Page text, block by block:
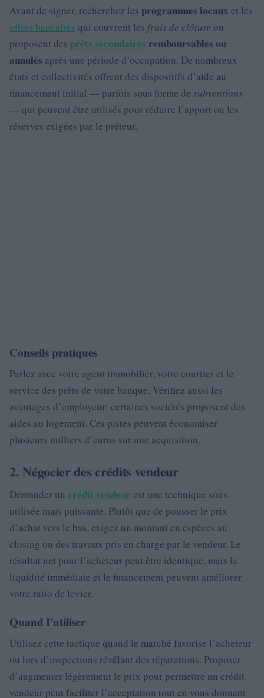
Avant de signer, recherchez les programmes locaux et les
offres bancaires qui couvrent les frais de clôture ou
proposent des prêts secondaires remboursables ou
annulés après une période d’occupation. De nombreux
états et collectivités offrent des dispositifs d’aide au
financement initial — parfois sous forme de subventions
— qui peuvent être utilisés pour réduire l’apport ou les
réserves exigées par le prêteur.
Conseils pratiques
Parlez avec votre agent immobilier, votre courtier et le
service des prêts de votre banque. Vérifiez aussi les
avantages d’employeur: certaines sociétés proposent des
aides au logement. Ces pistes peuvent économiser
plusieurs milliers d’euros sur une acquisition.
2. Négocier des crédits vendeur
Demander un crédit vendeur est une technique sous-
utilisée mais puissante. Plutôt que de pousser le prix
d’achat vers le bas, exigez un montant en espèces au
closing ou des travaux pris en charge par le vendeur. Le
résultat net pour l’acheteur peut être identique, mais la
liquidité immédiate et le financement peuvent améliorer
votre ratio de levier.
Quand l’utiliser
Utilisez cette tactique quand le marché favorise l’acheteur
ou lors d’inspections révélant des réparations. Proposer
d’augmenter légèrement le prix pour permettre un crédit
vendeur peut faciliter l’acceptation tout en vous donnant